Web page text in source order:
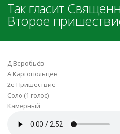
Так гласит
Второе
Д Воробьёв
А Каргопольцев
2е Пришествие
Соло (1 голос)
Камерный
Второе